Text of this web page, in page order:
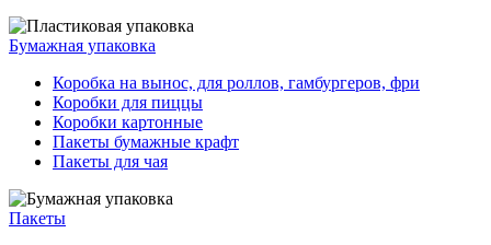
Бумажная упаковка
Коробка на вынос, для роллов, гамбургеров, фри
Коробки для пиццы
Коробки картонные
Пакеты бумажные крафт
Пакеты для чая
Пакеты